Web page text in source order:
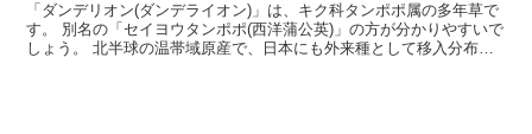
「ダンデリオン(ダンデライオン)」は、キク科タンポポ属の多年草で
す。 別名の「セイヨウタンポポ(西洋蒲公英)」の方が分かりやすいで
しょう。 北半球の温帯域原産で、日本にも外来種として移入分布し